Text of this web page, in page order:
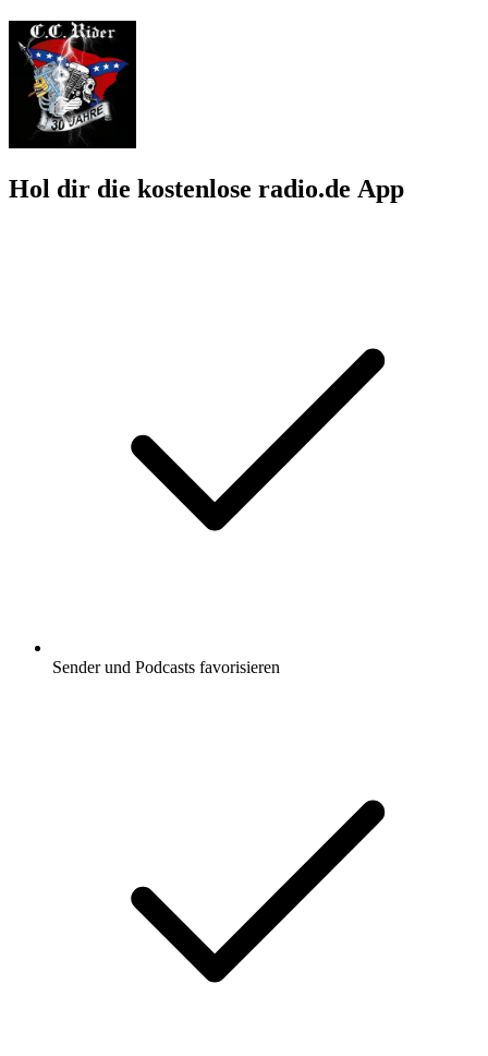
Hol dir die kostenlose radio.de App
Sender und Podcasts favorisieren